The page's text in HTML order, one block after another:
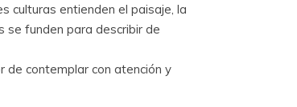
culturas entienden el paisaje, la
se funden para describir de
de contemplar con atención y